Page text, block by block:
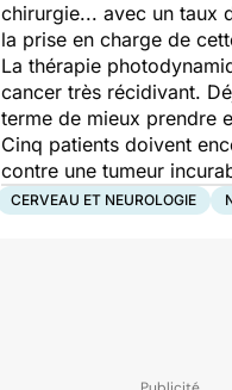
chirurgie... avec un taux
la prise en charge de
La thérapie
cancer très récidivant.
terme de mieux prendre
Cinq patients doivent
contre une tumeur
CERVEAU ET NEUROLOGIE